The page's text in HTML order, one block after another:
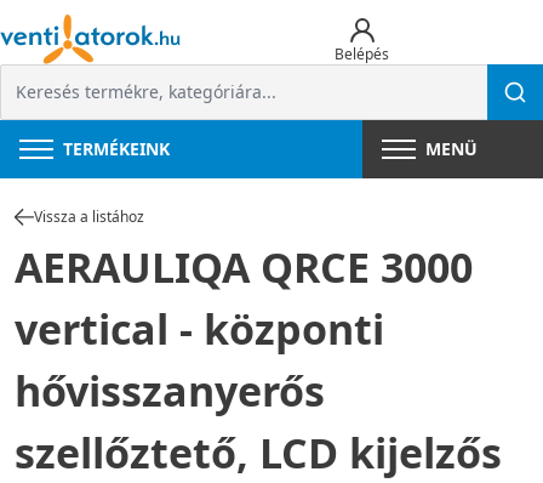
Belépés
TERMÉKEINK MENÜ
Vissza a listához
AERAULIQA QRCE 3000
vertical - központi
hővisszanyerős
szellőztető, LCD kijelzős